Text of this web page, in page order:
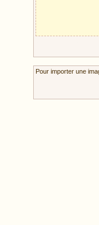
Pour importer une